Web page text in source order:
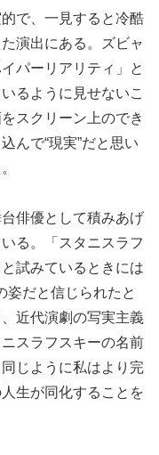
で、一見すると冷酷
演出にある。ズビャ
パーリアリティ」と
るように見せないこ
スクリーン上のでき
んで“現実”だと思い
俳優として積みあげ
る。「スタニスラフ
試みているときには
姿だと信じられたと
近代演劇の写実主義
スラフスキーの名前
じように私はより完
生が同化することを